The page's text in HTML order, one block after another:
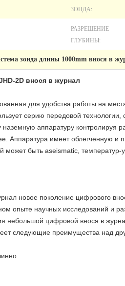
ЗОНДА:
РАЗРЕШЕНИЕ
ГЛУБИНЫ:
зонда длины 1000mm внося в
2D внося в журнал
для удобства работы на
серию передовой
аппаратуру контролируя
Аппаратура имеет облегченную и
быть aseismatic, температур-
новое поколение цифрового
опыте научных исследований и
небольшой цифровой внося в
следующие преимущества над